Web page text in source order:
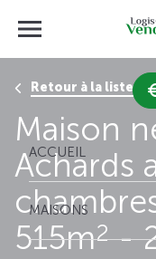
ACCUEIL
MAISONS
Retour à la liste
Maison
Achards
515m2-